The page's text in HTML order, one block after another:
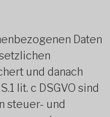
Daten
und danach
lit. c DSGVO sind
steuer- und